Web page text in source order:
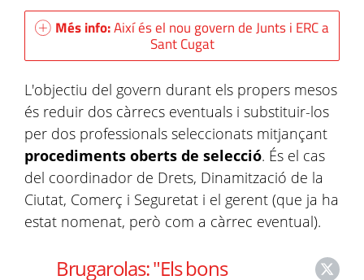
Més info:Així és el nou govern de Junts i ERC a
Sant Cugat
L'objectiu del govern durant els propers mesos
és reduir dos càrrecs eventuals i substituir-los
per dos professionals seleccionats mitjançant
procediments oberts de selecció. És el cas
del coordinador de Drets, Dinamització de la
Ciutat, Comerç i Seguretat i el gerent (que ja ha
estat nomenat, però com a càrrec eventual).
Brugarolas: "Els bons